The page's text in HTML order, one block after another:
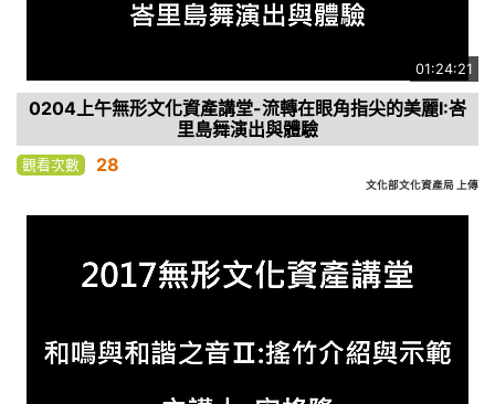
01:24:21
0204上午無形文化資產講堂-流轉在眼角指尖的美麗I:峇
里島舞演出與體驗
觀看次數 28
文化部文化資產局 上傳